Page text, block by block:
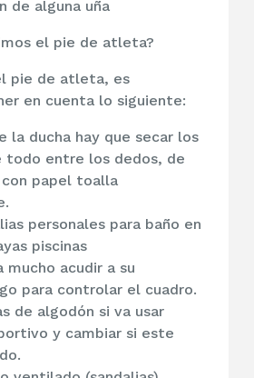
de alguna uña
el pie de atleta?
pie de atleta, es
en cuenta lo siguiente:
la ducha hay que secar los
todo entre los dedos, de
papel toalla
personales para baño en
piscinas
mucho acudir a su
para controlar el cuadro.
de algodón si va usar
y cambiar si este